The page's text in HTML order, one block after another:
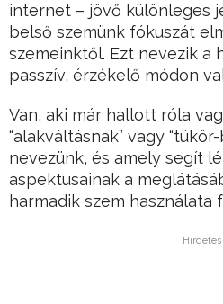
internet – jövő különleges
belső szemünk fókuszát
szemeinktől. Ezt nevezik a
passzív, érzékelő módon
Van, aki már hallott róla
“alakváltásnak” vagy
nevezünk, és amely segít
aspektusainak a
harmadik szem használata
Hirdetés